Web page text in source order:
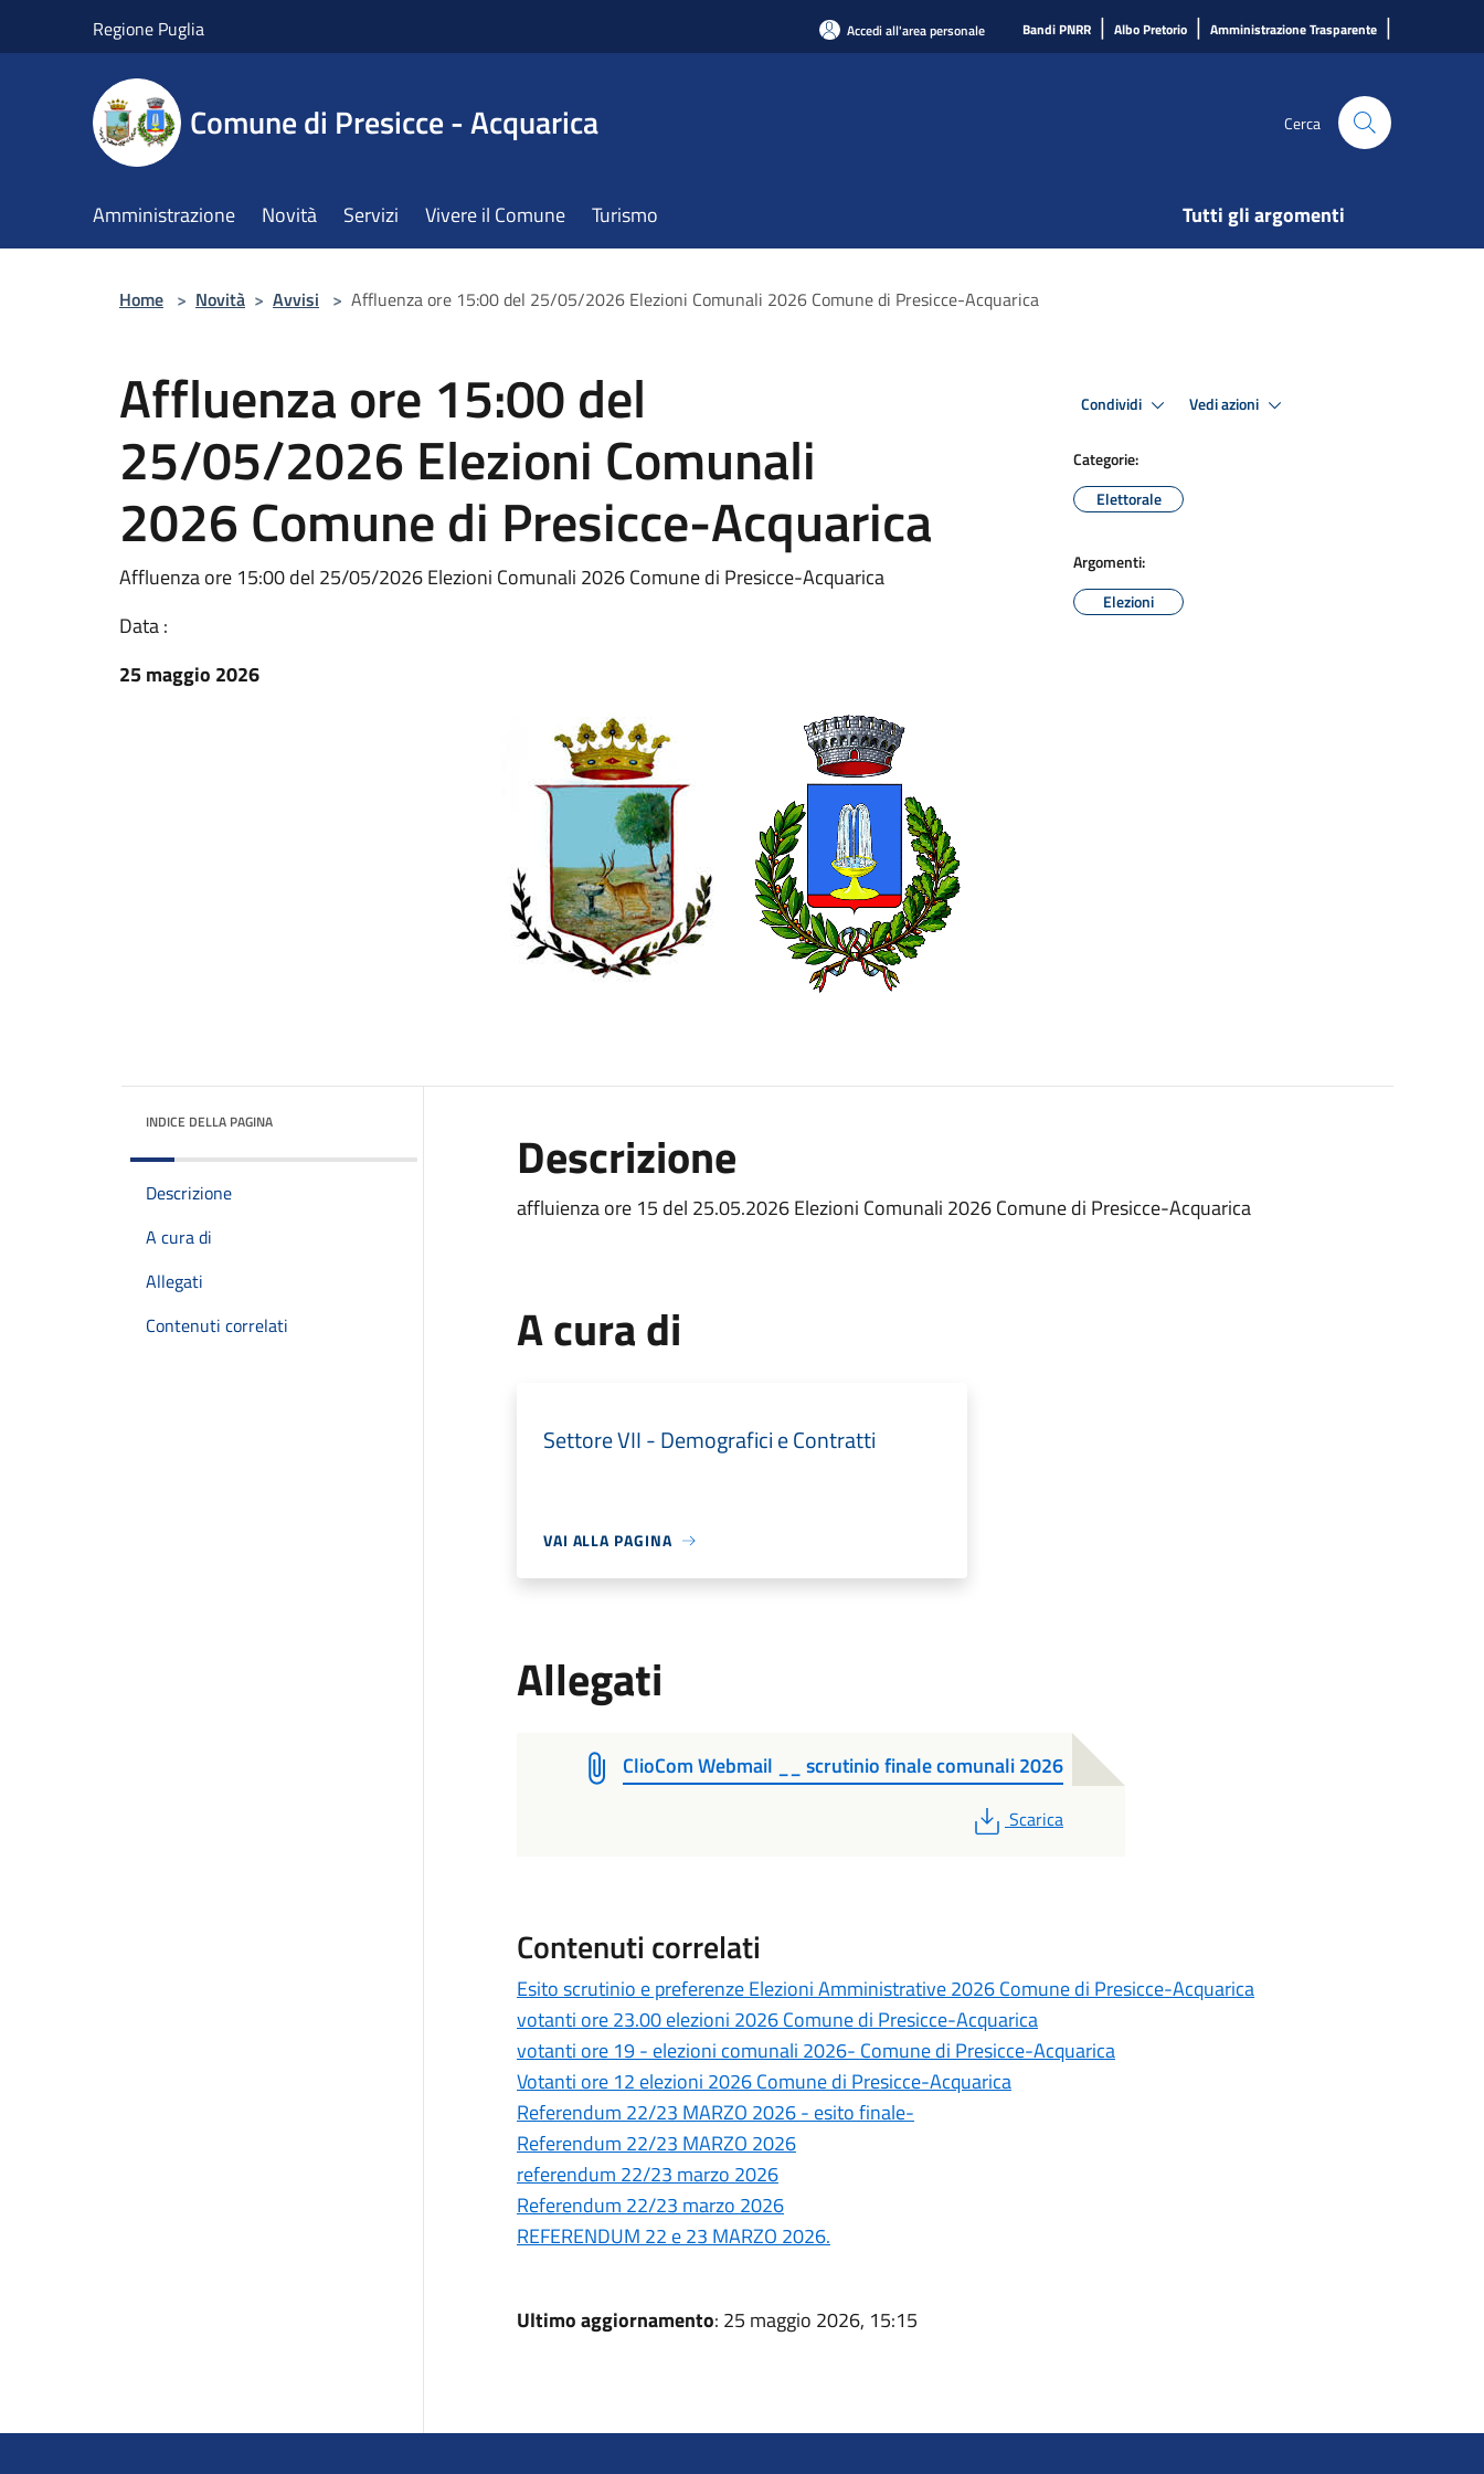
Regione Puglia Accedi all'area personale Bandi PNRR | Albo Pretorio | Amministrazione Trasparente |
Comune di Presicce - Acquarica Cerca
Amministrazione Novità Servizi Vivere il Comune Turismo Tutti gli argomenti
Home > Novità > Avvisi > Affluenza ore 15:00 del 25/05/2026 Elezioni Comunali 2026 Comune di Presicce-Acquarica
Affluenza ore 15:00 del
25/05/2026 Elezioni Comunali
2026 Comune di Presicce-Acquarica
Affluenza ore 15:00 del 25/05/2026 Elezioni Comunali 2026 Comune di Presicce-Acquarica
Data :
25 maggio 2026
Condividi Vedi azioni
Categorie:
Elettorale
Argomenti:
Elezioni
INDICE DELLA PAGINA
Descrizione
A cura di
Allegati
Contenuti correlati
Descrizione
affluienza ore 15 del 25.05.2026 Elezioni Comunali 2026 Comune di Presicce-Acquarica
A cura di
Settore VII - Demografici e Contratti
VAI ALLA PAGINA
Allegati
ClioCom Webmail __ scrutinio finale comunali 2026
PDF
Scarica
Contenuti correlati
Esito scrutinio e preferenze Elezioni Amministrative 2026 Comune di Presicce-Acquarica
votanti ore 23.00 elezioni 2026 Comune di Presicce-Acquarica
votanti ore 19 - elezioni comunali 2026- Comune di Presicce-Acquarica
Votanti ore 12 elezioni 2026 Comune di Presicce-Acquarica
Referendum 22/23 MARZO 2026 - esito finale-
Referendum 22/23 MARZO 2026
referendum 22/23 marzo 2026
Referendum 22/23 marzo 2026
REFERENDUM 22 e 23 MARZO 2026.
Ultimo aggiornamento: 25 maggio 2026, 15:15